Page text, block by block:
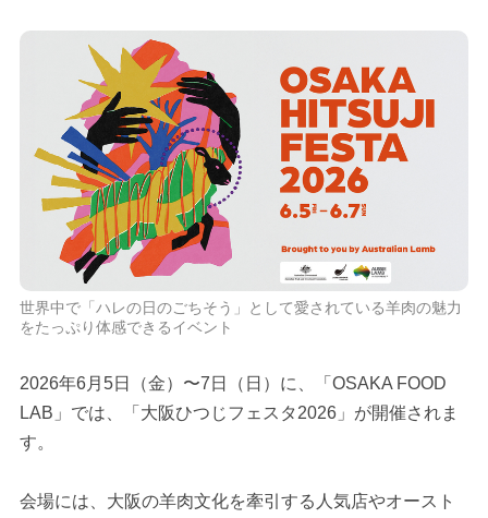
世界中で「ハレの日のごちそう」として愛されている羊肉の魅力
をたっぷり体感できるイベント
2026年6月5日（金）〜7日（日）に、「OSAKA FOOD
LAB」では、「大阪ひつじフェスタ2026」が開催されま
す。
会場には、大阪の羊肉文化を牽引する人気店やオースト